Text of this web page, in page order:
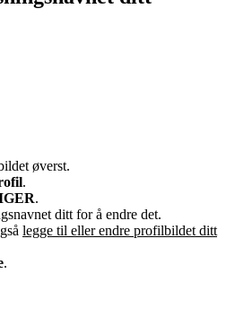
øverst.
.
.
ditt for å endre det.
legge til eller endre profilbildet ditt
.